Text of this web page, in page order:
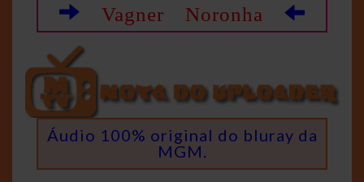
Vagner Noronha
Áudio 100% original do bluray da
MGM.